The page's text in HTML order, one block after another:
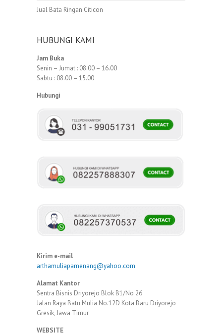
Jual Bata Ringan Citicon
HUBUNGI KAMI
Jam Buka
Senin – Jumat : 08.00 – 16.00
Sabtu : 08.00 – 15.00
Hubungi
Kirim e-mail
arthamuliapamenang@yahoo.com
Alamat Kantor
Sentra Bisnis Driyorejo Blok B1/No 26
Jalan Raya Batu Mulia No.12D Kota Baru Driyorejo
Gresik, Jawa Timur
WEBSITE